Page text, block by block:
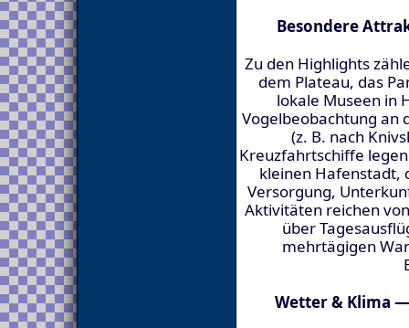
Besondere
Zu den Highlights
dem Plateau, das
lokale Museen in
Vogelbeobachtung an
(z. B. nach
Kreuzfahrtschiffe
kleinen Hafenstadt,
Versorgung,
Aktivitäten reichen
über
mehrtägigen
Wetter & Klima